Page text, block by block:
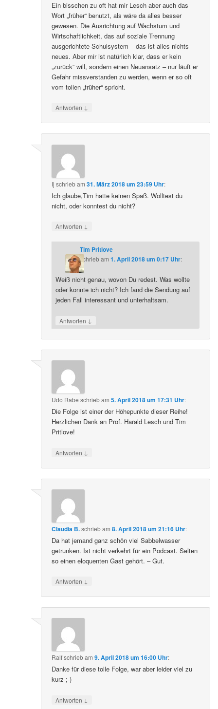
Ein bisschen zu oft hat mir Lesch aber auch das
Wort „früher“ benutzt, als wäre da alles besser
gewesen. Die Ausrichtung auf Wachstum und
Wirtschaftlichkeit, das auf soziale Trennung
ausgerichtete Schulsystem – das ist alles nichts
neues. Aber mir ist natürlich klar, dass er kein
„zurück“ will, sondern einen Neuansatz – nur läuft er
Gefahr missverstanden zu werden, wenn er so oft
vom tollen „früher“ spricht.
Antworten ↓
Ij schriebam31. März 2018 um 23:59 Uhr:
Ich glaube,Tim hatte keinen Spaß. Wolltest du
nicht, oder konntest du nicht?
Antworten ↓
Tim Pritlove
schriebam 1. April 2018 um 0:17 Uhr:
Weiß nicht genau, wovon Du redest. Was wollte
oder konnte ich nicht? Ich fand die Sendung auf
jeden Fall interessant und unterhaltsam.
Antworten ↓
Udo Rabe schriebam5. April 2018 um 17:31 Uhr:
Die Folge ist einer der Höhepunkte dieser Reihe!
Herzlichen Dank an Prof. Harald Lesch und Tim
Pritlove!
Antworten ↓
Claudia B.schriebam8. April 2018 um 21:16 Uhr:
Da hat jemand ganz schön viel Sabbelwasser
getrunken. Ist nicht verkehrt für ein Podcast. Selten
so einen eloquenten Gast gehört. – Gut.
Antworten ↓
Ralfschriebam9. April 2018 um 16:00 Uhr:
Danke für diese tolle Folge, war aber leider viel zu
kurz ;-)
Antworten ↓